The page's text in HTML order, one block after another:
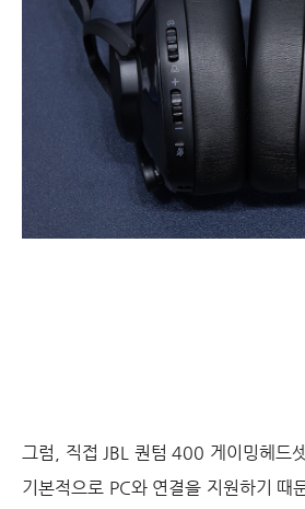
그럼, 직접 JBL 퀀텀 400 게이밍헤드
기본적으로 PC와 연결을 지원하기 때